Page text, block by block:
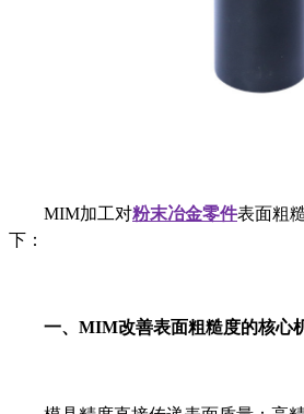
MIM加工对粉末冶金零件表面粗
下：
一、MIM改善表面粗糙度的核心